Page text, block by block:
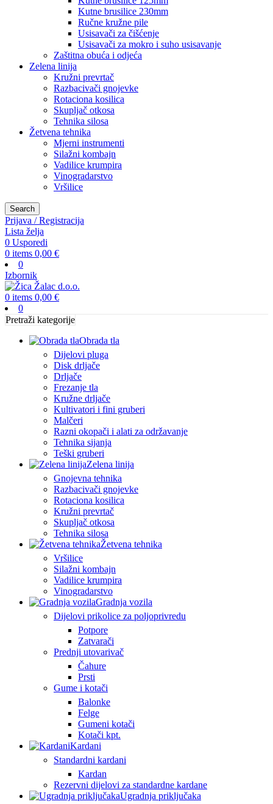
Kutne brusilice 230mm
Ručne kružne pile
Usisavači za čišćenje
Usisavači za mokro i suho usisavanje
Zaštitna obuća i odjeća
Zelena linija
Kružni prevrtač
Razbacivači gnojevke
Rotaciona kosilica
Skupljač otkosa
Tehnika silosa
Žetvena tehnika
Mjerni instrumenti
Silažni kombajn
Vadilice krumpira
Vinogradarstvo
Vršilice
Search
Prijava / Registracija
Lista želja
0 Usporedi
0 items 0,00 €
0
Izbornik
0 items 0,00 €
0
Pretraži kategorije
Obrada tla
Dijelovi pluga
Disk drljače
Drljače
Frezanje tla
Kružne drljače
Kultivatori i fini gruberi
Malčeri
Razni okopači i alati za održavanje
Tehnika sijanja
Teški gruberi
Zelena linija
Gnojevna tehnika
Razbacivači gnojevke
Rotaciona kosilica
Kružni prevrtač
Skupljač otkosa
Tehnika silosa
Žetvena tehnika
Vršilice
Silažni kombajn
Vadilice krumpira
Vinogradarstvo
Gradnja vozila
Dijelovi prikolice za poljoprivredu
Potpore
Zatvarači
Prednji utovarivač
Čahure
Prsti
Gume i kotači
Balonke
Felge
Gumeni kotači
Kotači kpt.
Kardani
Standardni kardani
Kardan
Rezervni dijelovi za standardne kardane
Ugradnja priključaka